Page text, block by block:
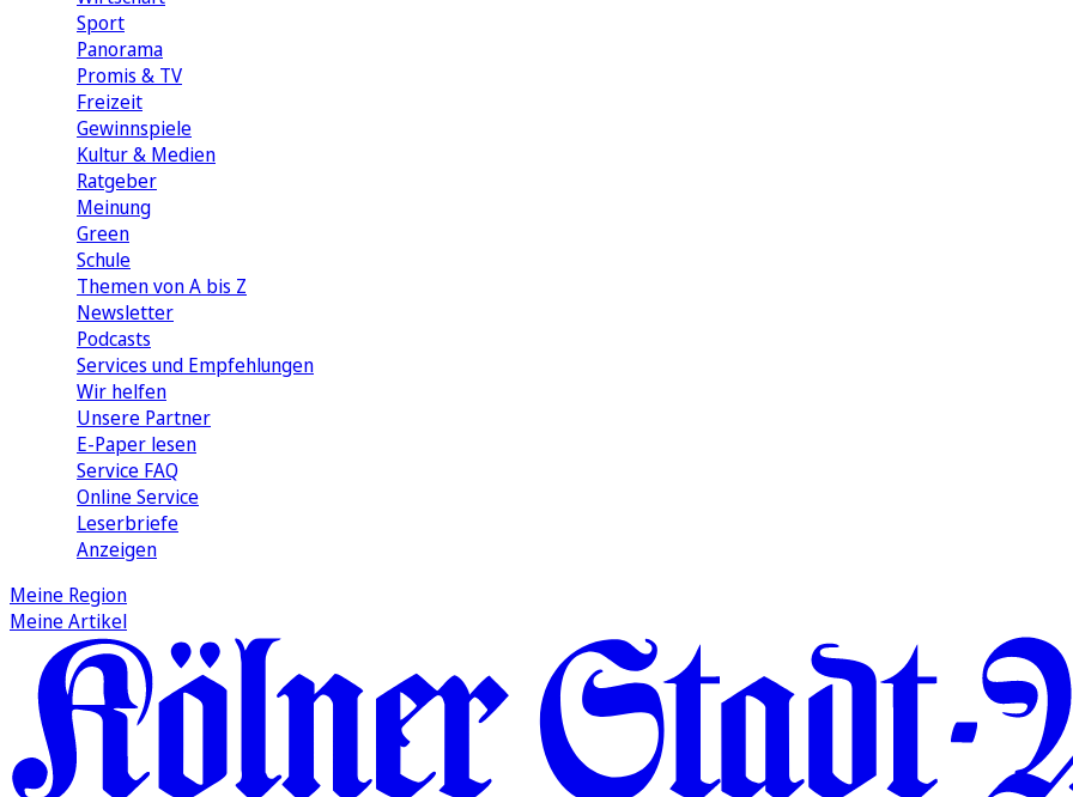
Sport
Panorama
Promis & TV
Freizeit
Gewinnspiele
Kultur & Medien
Ratgeber
Meinung
Green
Schule
Themen von A bis Z
Newsletter
Podcasts
Services und Empfehlungen
Wir helfen
Unsere Partner
E-Paper lesen
Service FAQ
Online Service
Leserbriefe
Anzeigen
Meine Region
Meine Artikel